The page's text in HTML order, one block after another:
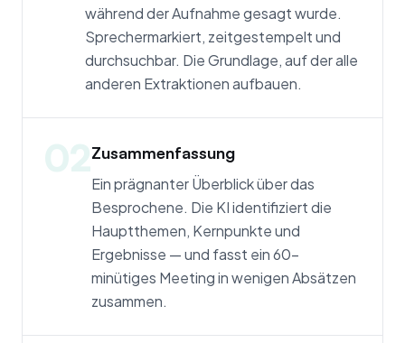
während der Aufnahme gesagt wurde.
Sprechermarkiert, zeitgestempelt und
durchsuchbar. Die Grundlage, auf der alle
anderen Extraktionen aufbauen.
02Zusammenfassung
Ein prägnanter Überblick über das
Besprochene. Die KI identifiziert die
Hauptthemen, Kernpunkte und
Ergebnisse — und fasst ein 60-
minütiges Meeting in wenigen Absätzen
zusammen.